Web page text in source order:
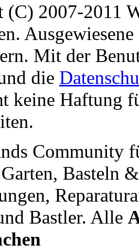
(C) 2007-2011
Mit der
die
keine Haftung
Community
Basteln
Bastler. Alle